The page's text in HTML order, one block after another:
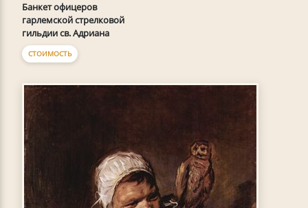
Банкет офицеров
гарлемской стрелковой
гильдии св. Адриана
СТОИМОСТЬ